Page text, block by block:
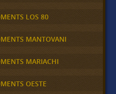
LOS 80
MANTOVANI
MARIACHI
OESTE